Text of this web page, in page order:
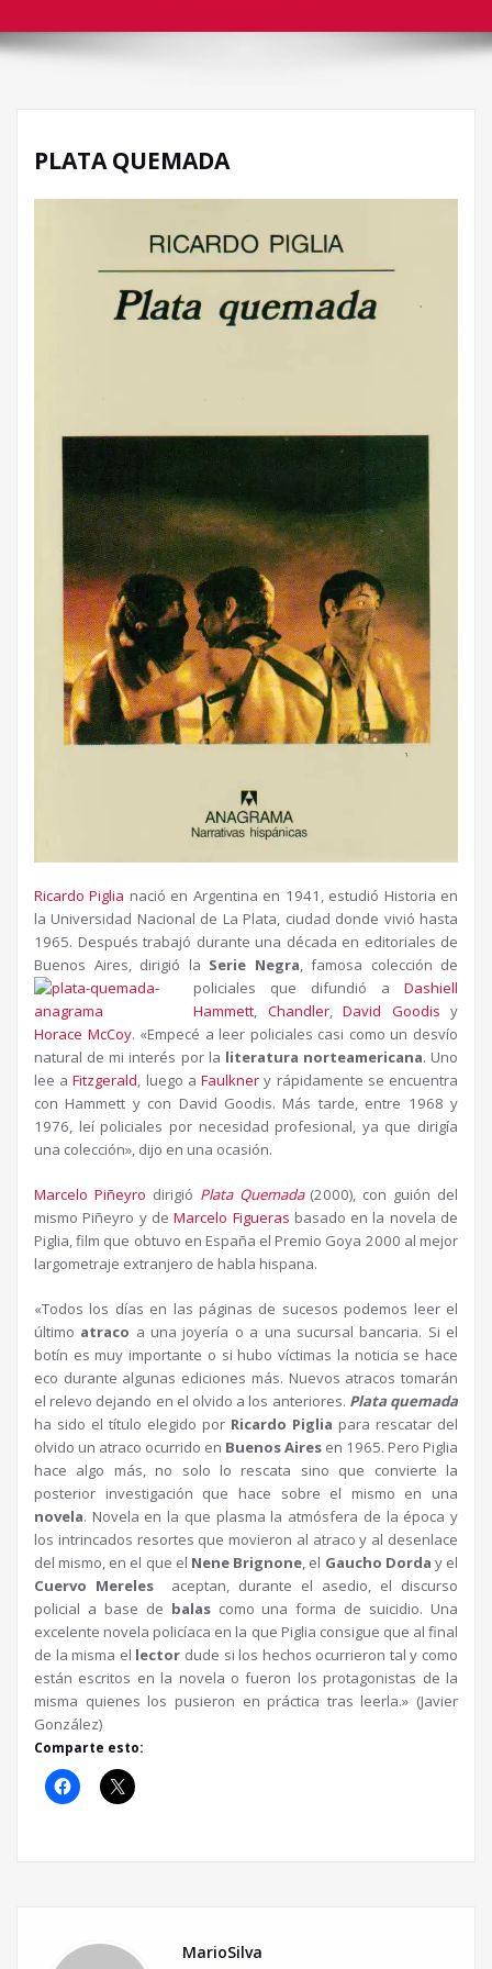
PLATA QUEMADA
Ricardo Piglia nació en Argentina en 1941, estudió Historia en
la Universidad Nacional de La Plata, ciudad donde vivió hasta
1965. Después trabajó durante una década en editoriales de
Buenos Aires, dirigió la Serie Negra, famosa colección de
policiales que difundió a Dashiell
Hammett, Chandler, David Goodis y
Horace McCoy. «Empecé a leer policiales casi como un desvío
natural de mi interés por la literatura norteamericana. Uno
lee aFitzgerald, luego aFaulkner y rápidamente se encuentra
con Hammett y con David Goodis. Más tarde, entre 1968 y
1976, leí policiales por necesidad profesional, ya que dirigía
una colección», dijo en una ocasión.
Marcelo Piñeyro dirigió Plata Quemada(2000), con guión del
mismo Piñeyro y deMarcelo Figueras basado en la novela de
Piglia, film que obtuvo en España el Premio Goya 2000 al mejor
largometraje extranjero de habla hispana.
«Todos los días en las páginas de sucesos podemos leer el
último atraco a una joyería o a una sucursal bancaria. Si el
botín es muy importante o si hubo víctimas la noticia se hace
eco durante algunas ediciones más. Nuevos atracos tomarán
el relevo dejando en el olvido a los anteriores. Plata quemada
ha sido el título elegido por Ricardo Piglia para rescatar del
olvido un atraco ocurrido en Buenos Aires en 1965. Pero Piglia
hace algo más, no solo lo rescata sino que convierte la
posterior investigación que hace sobre el mismo en una
novela. Novela en la que plasma la atmósfera de la época y
los intrincados resortes que movieron al atraco y al desenlace
del mismo, en el que el Nene Brignone, el Gaucho Dorda y el
Cuervo Mereles aceptan, durante el asedio, el discurso
policial a base de balascomo una forma de suicidio. Una
excelente novela policíaca en la que Piglia consigue que al final
de la misma el lector dude si los hechos ocurrieron tal y como
están escritos en la novela o fueron los protagonistas de la
misma quienes los pusieron en práctica tras leerla.» (Javier
González)
Comparte esto:
MarioSilva